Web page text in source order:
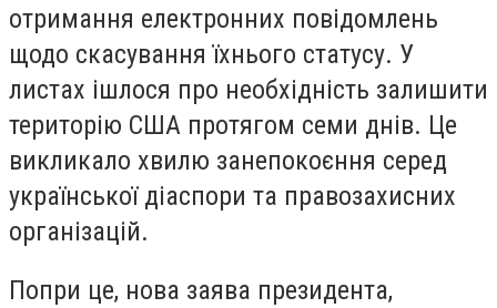
отримання електронних повідомлень
щодо скасування їхнього статусу. У
листах ішлося про необхідність залишити
територію США протягом семи днів. Це
викликало хвилю занепокоєння серед
української діаспори та правозахисних
організацій.
Попри це, нова заява президента,